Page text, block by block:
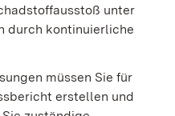
unter
durch kontinuierliche
müssen Sie für
erstellen und